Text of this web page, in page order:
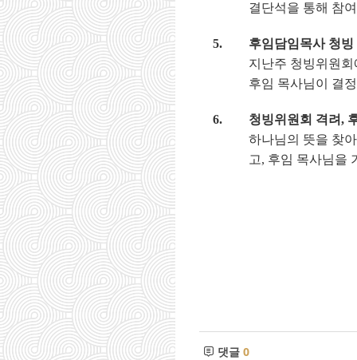
결단석을 통해 참
5.
후임담임목사 청
지난주 청빙위원
후임 목사님이 결
6. 청빙위원회 격려,
하나님의 뜻을 찾
고, 후임 목사님을
댓글 0